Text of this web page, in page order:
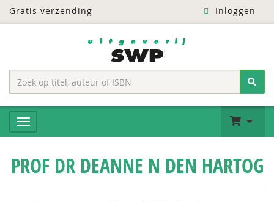
Gratis verzending Inloggen
PROF DR DEANNE N DEN HARTOG